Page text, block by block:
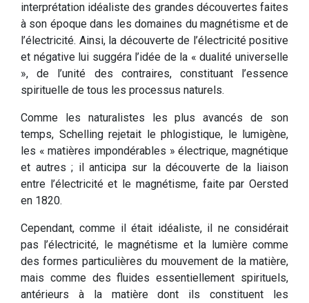
interprétation idéaliste des grandes découvertes faites
à son époque dans les domaines du magnétisme et de
l’électricité. Ainsi, la découverte de l’électricité positive
et négative lui suggéra l’idée de la « dualité universelle
», de l’unité des contraires, constituant l’essence
spirituelle de tous les processus naturels.
Comme les naturalistes les plus avancés de son
temps, Schelling rejetait le phlogistique, le lumigène,
les « matières impondérables » électrique, magnétique
et autres ; il anticipa sur la découverte de la liaison
entre l’électricité et le magnétisme, faite par Oersted
en 1820.
Cependant, comme il était idéaliste, il ne considérait
pas l’électricité, le magnétisme et la lumière comme
des formes particulières du mouvement de la matière,
mais comme des fluides essentiellement spirituels,
antérieurs à la matière dont ils constituent les